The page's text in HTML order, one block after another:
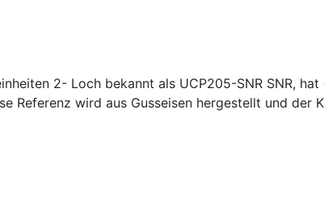
2- Loch bekannt als UCP205-SNR SNR,
Referenz wird aus Gusseisen hergestellt und der